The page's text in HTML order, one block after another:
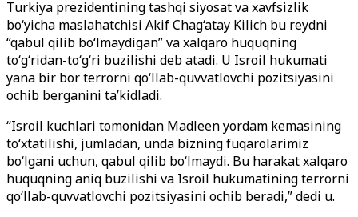
Turkiya prezidentining tashqi siyosat va xavfsizlik
bo‘yicha maslahatchisi Akif Chag‘atay Kilich bu reydni
“qabul qilib bo‘lmaydigan” va xalqaro huquqning
to‘g‘ridan-to‘g‘ri buzilishi deb atadi. U Isroil hukumati
yana bir bor terrorni qo‘llab-quvvatlovchi pozitsiyasini
ochib berganini ta’kidladi.
“Isroil kuchlari tomonidan Madleen yordam kemasining
to‘xtatilishi, jumladan, unda bizning fuqarolarimiz
bo‘lgani uchun, qabul qilib bo‘lmaydi. Bu harakat xalqaro
huquqning aniq buzilishi va Isroil hukumatining terrorni
qo‘llab-quvvatlovchi pozitsiyasini ochib beradi,” dedi u.